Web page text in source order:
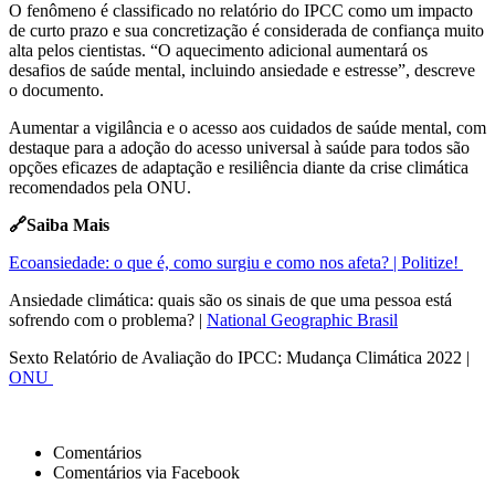
O fenômeno é classificado no relatório do IPCC como um impacto
de curto prazo e sua concretização é considerada de confiança muito
alta pelos cientistas. “O aquecimento adicional aumentará os
desafios de saúde mental, incluindo ansiedade e estresse”, descreve
o documento.
Aumentar a vigilância e o acesso aos cuidados de saúde mental, com
destaque para a adoção do acesso universal à saúde para todos são
opções eficazes de adaptação e resiliência diante da crise climática
recomendados pela ONU.
🔗Saiba Mais
Ecoansiedade: o que é, como surgiu e como nos afeta? | Politize!
Ansiedade climática: quais são os sinais de que uma pessoa está
sofrendo com o problema? | National Geographic Brasil
Sexto Relatório de Avaliação do IPCC: Mudança Climática 2022 |
ONU
Comentários
Comentários via Facebook